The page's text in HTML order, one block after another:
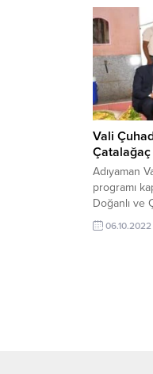
Caddesi
güvenlik
(38) banka
yanına
Vali
Adıyaman
programı
Doğanlı ve
etti.
Mahmut
06.10.2022